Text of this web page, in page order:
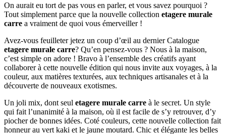
On aurait eu tort de pas vous en parler, et vous savez pourquoi ?
Tout simplement parce que la nouvelle collection etagere murale
carre a vraiment de quoi vous émerveiller !
Avez-vous feuilleter jetez un coup d’œil au dernier Catalogue
etagere murale carre? Qu’en pensez-vous ? Nous à la maison,
c’est simple on adore ! Bravo à l’ensemble des créatifs ayant
collaborer à cette nouvelle édition qui nous invite aux voyages, à la
couleur, aux matières texturées, aux techniques artisanales et à la
découverte de nouveaux exotismes.
Un joli mix, dont seul etagere murale carre à le secret. Un style
qui fait l’unanimité à la maison, où il est facile de s’y retrouver, d’y
piocher de bonnes idées. Coté couleurs, cette nouvelle collection fait
honneur au vert kaki et le jaune moutard. Chic et élégante les belles